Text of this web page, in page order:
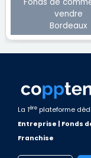
vendre
Bordeaux
La 1ère plateforme
Entreprise | Fonds
Franchise